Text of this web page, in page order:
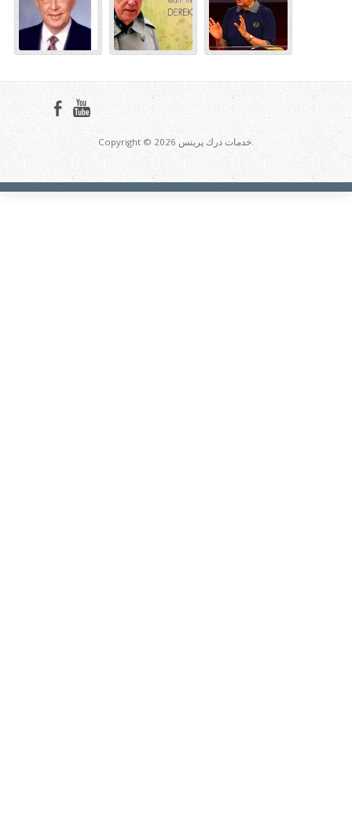
Copyright © 2026 خدمات درك پرينس.